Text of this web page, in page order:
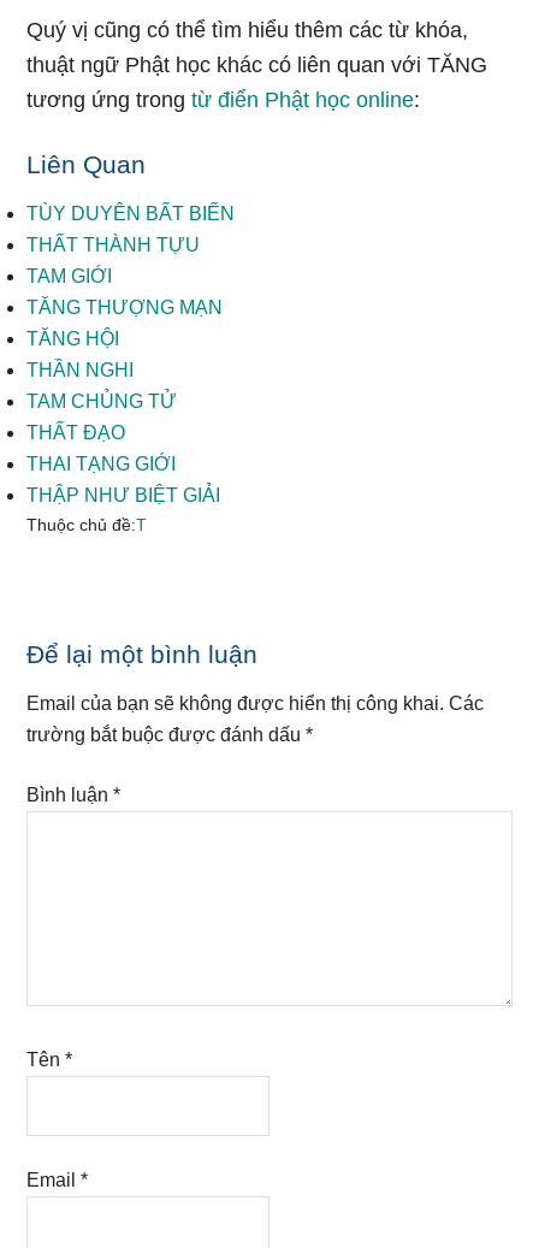
Quý vị cũng có thể tìm hiểu thêm các từ khóa,
thuật ngữ Phật học khác có liên quan với TĂNG
tương ứng trongtừ điển Phật học online:
Liên Quan
TÙY DUYÊN BẤT BIẾN
THẤT THÀNH TỰU
TAM GIỚI
TĂNG THƯỢNG MẠN
TĂNG HỘI
THẦN NGHI
TAM CHỦNG TỬ
THẤT ĐẠO
THAI TẠNG GIỚI
THẬP NHƯ BIỆT GIẢI
Thuộc chủ đề:T
Reader
Interactions
Để lại một bình luận
Email của bạn sẽ không được hiển thị công khai. Các
trường bắt buộc được đánh dấu*
Bình luận*
Tên*
Email*